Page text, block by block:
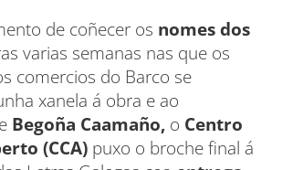
de coñecer os nomes dos
varias semanas nas que os
comercios do Barco se
xanela á obra e ao
Begoña Caamaño, o Centro
(CCA) puxo o broche final á